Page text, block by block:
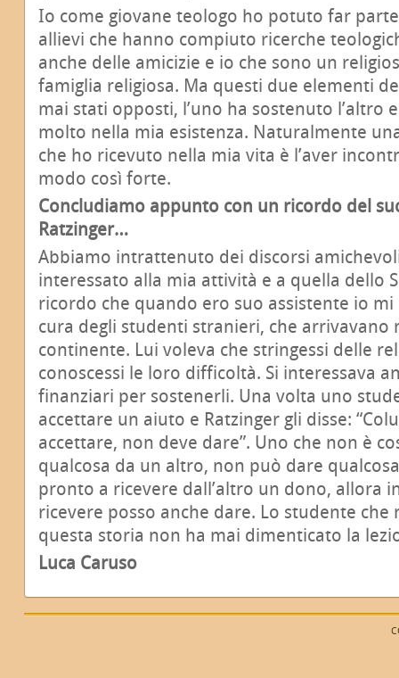
Io come giovane teologo ho potuto far
allievi che hanno compiuto ricerche
anche delle amicizie e io che sono un
famiglia religiosa. Ma questi due elementi
mai stati opposti, l’uno ha sostenuto l’altro
molto nella mia esistenza. Naturalmente
che ho ricevuto nella mia vita è l’aver
modo così forte.
Concludiamo appunto con un ricordo del
Ratzinger…
Abbiamo intrattenuto dei discorsi
interessato alla mia attività e a quella dello
ricordo che quando ero suo assistente io
cura degli studenti stranieri, che arrivavano
continente. Lui voleva che stringessi delle
conoscessi le loro difficoltà. Si interessava
finanziari per sostenerli. Una volta uno
accettare un aiuto e Ratzinger gli disse:
accettare, non deve dare”. Uno che non è
qualcosa da un altro, non può dare
pronto a ricevere dall’altro un dono, allora
ricevere posso anche dare. Lo studente che
questa storia non ha mai dimenticato la
Luca Caruso